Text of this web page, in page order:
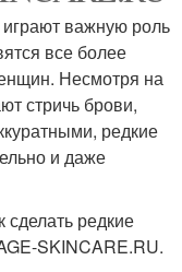
важную роль
все более
Несмотря на
стричь брови,
редкие
и даже
редкие
SKINCARE.RU.